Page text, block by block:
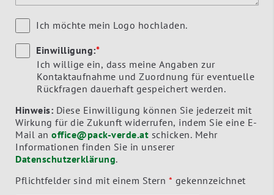
Ich möchte mein Logo hochladen.
Einwilligung:*
Ich willige ein, dass meine Angaben zur
Kontaktaufnahme und Zuordnung für eventuelle
Rückfragen dauerhaft gespeichert werden.
Hinweis: Diese Einwilligung können Sie jederzeit mit
Wirkung für die Zukunft widerrufen, indem Sie eine E-
Mail an office@pack-verde.at
Informationen finden Sie in unserer
Datenschutzerklärung.
Pflichtfelder sind mit einem Stern * gekennzeichnet